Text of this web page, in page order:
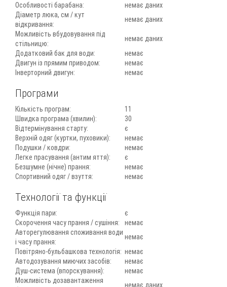
Особливості барабана:
немає даних
Діаметр люка, см / кут
відкривання:
немає даних
Можливість вбудовування під
стільницю:
немає даних
Додатковий бак для води:
немає
Двигун із прямим приводом:
немає
Інверторний двигун:
немає
Програми
Кількість програм:
11
Швидка програма (хвилин):
30
Відтермінування старту:
є
Верхній одяг (куртки, пуховики):
немає
Подушки / ковдри:
немає
Легке прасування (антим яття):
є
Безшумне (нічне) прання:
немає
Спортивний одяг / взуття:
немає
Технології та функції
Функція пари:
є
Скорочення часу прання / сушіння:
немає
Авторегулювання споживання води
і часу прання:
немає
Повітряно-бульбашкова технологія: немає
Автодозування миючих засобів:
немає
Душ-система (впорскування):
немає
Можливість дозавантаження
немає даних